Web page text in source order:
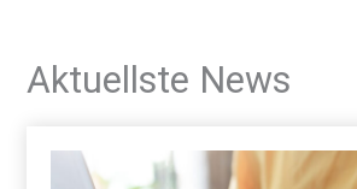
Aktuellste News